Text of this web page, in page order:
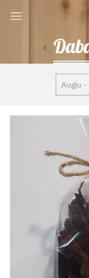
Augļu -